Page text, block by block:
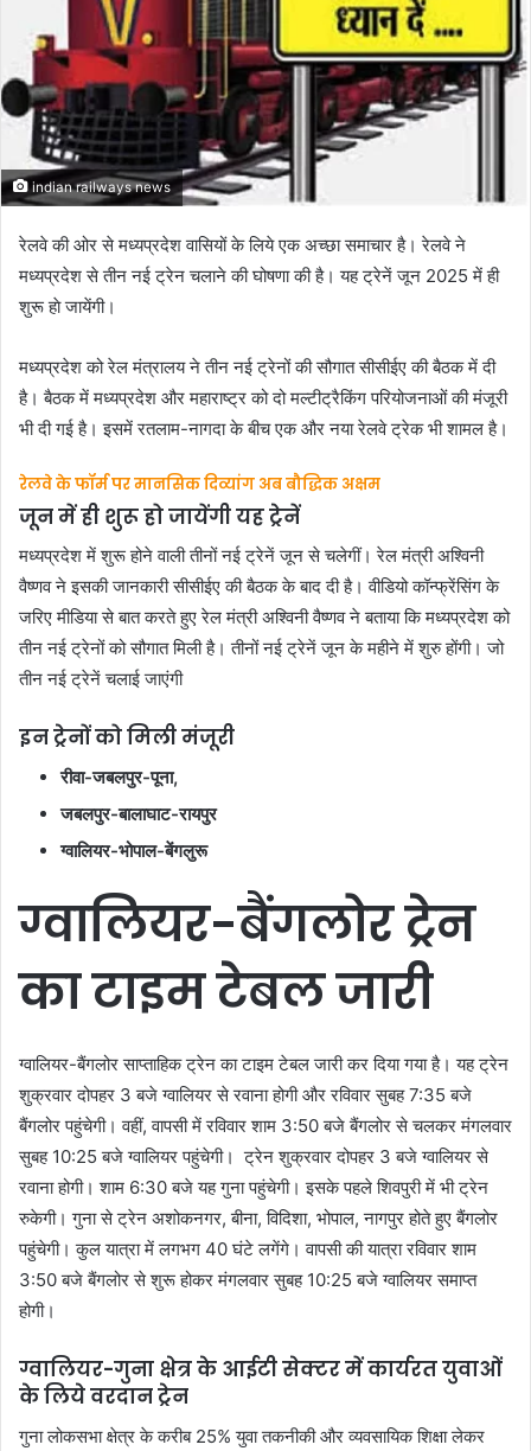
indian railways news
रेलवे की ओर से मध्यप्रदेश वासियों के लिये एक अच्छा समाचार है। रेलवे ने
मध्यप्रदेश से तीन नई ट्रेन चलाने की घोषणा की है। यह ट्रेनें जून 2025 में ही
शुरू हाे जायेंगी।
मध्यप्रदेश को रेल मंत्रालय ने तीन नई ट्रेनों की सौगात सीसीईए की बैठक में दी
है। बैठक में मध्यप्रदेश और महाराष्ट्र को दो मल्टीट्रैकिंग परियोजनाओं की मंजूरी
भी दी गई है। इसमें रतलाम-नागदा के बीच एक और नया रेलवे ट्रेक भी शामल है।
रेलवे के फॉर्म पर मानसिक दिव्यांग अब बौद्धिक अक्षम
जून में ही शुरू हो जायेंगी यह ट्रेनें
मध्यप्रदेश में शुरू होने वाली तीनों नई ट्रेनें जून से चलेगीं। रेल मंत्री अश्विनी
वैष्णव ने इसकी जानकारी सीसीईए की बैठक के बाद दी है। वीडियो कॉन्फ्रेंसिंग के
जरिए मीडिया से बात करते हुए रेल मंत्री अश्विनी वैष्णव ने बताया कि मध्यप्रदेश को
तीन नई ट्रेनों को सौगात मिली है। तीनों नई ट्रेनें जून के महीने में शुरु होंगी। जो
तीन नई ट्रेनें चलाई जाएंगी
इन ट्रेनों को मिली मंजूरी
रीवा-जबलपुर-पूना,
जबलपुर-बालाघाट-रायपुर
ग्वालियर-भोपाल-बेंगलुरू
ग्वालियर-बैंगलोर ट्रेन
का टाइम टेबल जारी
ग्वालियर-बैंगलोर साप्ताहिक ट्रेन का टाइम टेबल जारी कर दिया गया है। यह ट्रेन
शुक्रवार दोपहर 3 बजे ग्वालियर से रवाना होगी और रविवार सुबह 7:35 बजे
बैंगलोर पहुंचेगी। वहीं, वापसी में रविवार शाम 3:50 बजे बैंगलोर से चलकर मंगलवार
सुबह 10:25 बजे ग्वालियर पहुंचेगी। ट्रेन शुक्रवार दोपहर 3 बजे ग्वालियर से
रवाना होगी। शाम 6:30 बजे यह गुना पहुंचेगी। इसके पहले शिवपुरी में भी ट्रेन
रुकेगी। गुना से ट्रेन अशोकनगर, बीना, विदिशा, भोपाल, नागपुर होते हुए बैंगलोर
पहुंचेगी। कुल यात्रा में लगभग 40 घंटे लगेंगे। वापसी की यात्रा रविवार शाम
3:50 बजे बैंगलोर से शुरू होकर मंगलवार सुबह 10:25 बजे ग्वालियर समाप्त
होगी।
ग्वालियर-गुना क्षेत्र के आईटी सेक्टर में कार्यरत युवाओं
के लिये वरदान ट्रेन
गुना लोकसभा क्षेत्र के करीब 25% युवा तकनीकी और व्यवसायिक शिक्षा लेकर